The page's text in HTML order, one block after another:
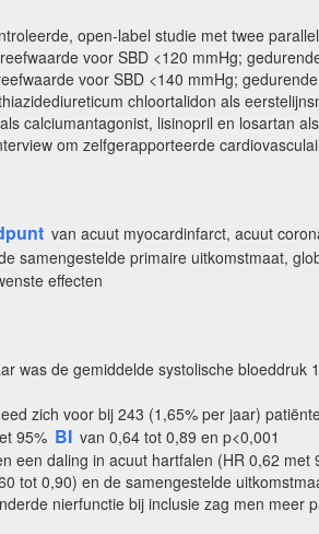
open-label studie met twee
voor SBD <120 mmHg;
voor SBD <140 mmHg;
chloortalidon als
calciumantagonist, lisinopril en losartan
om zelfgerapporteerde
van acuut myocardinfarct, acuut
samengestelde primaire uitkomstmaat,
effecten
was de gemiddelde systolische
zich voor bij 243 (1,65% per jaar)
95% BI van 0,64 tot 0,89 en p<0,001
een daling in acuut hartfalen (HR 0,62
tot 0,90) en de samengestelde
nierfunctie bij inclusie zag men